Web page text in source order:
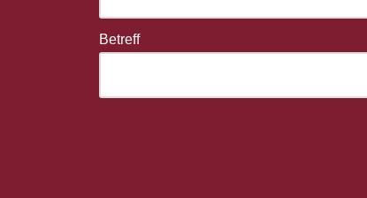
Betreff